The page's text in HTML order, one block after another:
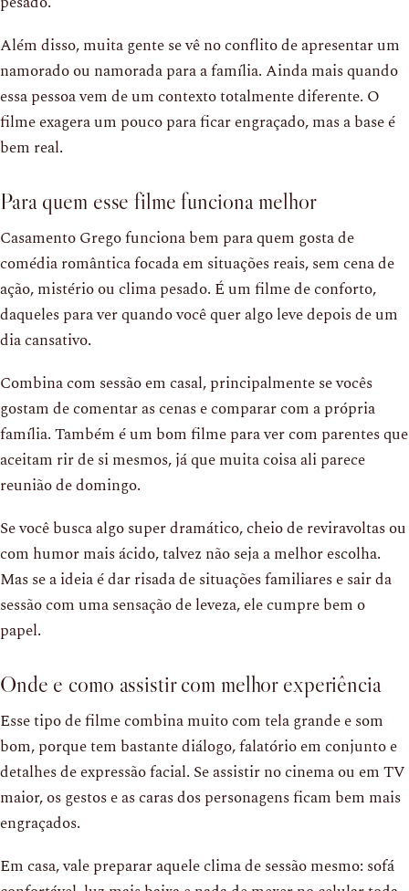
Além disso, muita gente se vê no conflito de apresentar um
namorado ou namorada para a família. Ainda mais quando
essa pessoa vem de um contexto totalmente diferente. O
filme exagera um pouco para ficar engraçado, mas a base é
bem real.
Para quem esse filme funciona melhor
Casamento Grego funciona bem para quem gosta de
comédia romântica focada em situações reais, sem cena de
ação, mistério ou clima pesado. É um filme de conforto,
daqueles para ver quando você quer algo leve depois de um
dia cansativo.
Combina com sessão em casal, principalmente se vocês
gostam de comentar as cenas e comparar com a própria
família. Também é um bom filme para ver com parentes que
aceitam rir de si mesmos, já que muita coisa ali parece
reunião de domingo.
Se você busca algo super dramático, cheio de reviravoltas ou
com humor mais ácido, talvez não seja a melhor escolha.
Mas se a ideia é dar risada de situações familiares e sair da
sessão com uma sensação de leveza, ele cumpre bem o
papel.
Onde e como assistir com melhor experiência
Esse tipo de filme combina muito com tela grande e som
bom, porque tem bastante diálogo, falatório em conjunto e
detalhes de expressão facial. Se assistir no cinema ou em TV
maior, os gestos e as caras dos personagens ficam bem mais
engraçados.
Em casa, vale preparar aquele clima de sessão mesmo: sofá